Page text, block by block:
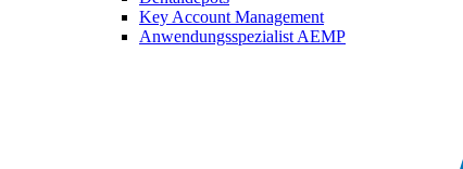
Key Account Management
Anwendungsspezialist AEMP